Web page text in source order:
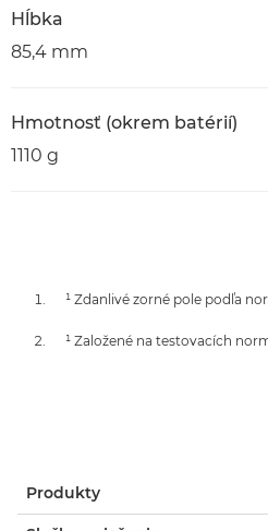
Hĺbka
85,4 mm
Hmotnosť (okrem batérií)
1110 g
¹ Zdanlivé zorné pole podľa
¹ Založené na testovacích
Produkty